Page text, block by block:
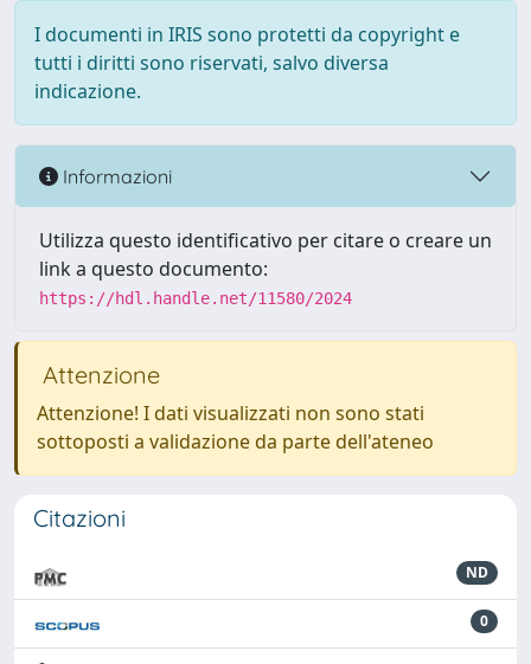
I documenti in IRIS sono protetti da copyright e
tutti i diritti sono riservati, salvo diversa
indicazione.
Informazioni
Utilizza questo identificativo per citare o creare un
link a questo documento:
https://hdl.handle.net/11580/2024
Attenzione
Attenzione! I dati visualizzati non sono stati
sottoposti a validazione da parte dell'ateneo
Citazioni
ND
0